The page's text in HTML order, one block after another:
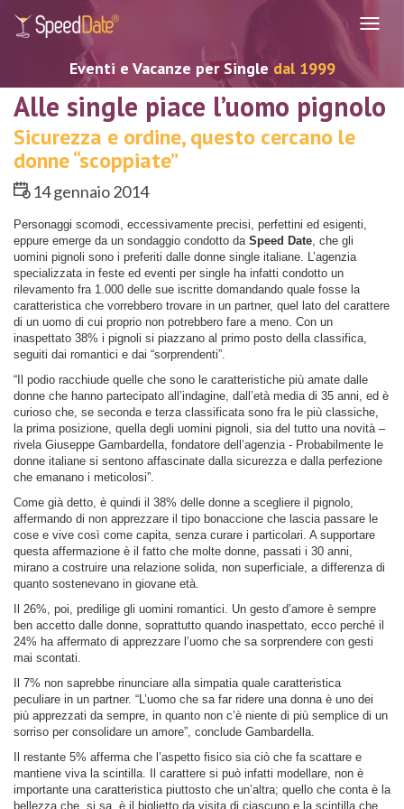
Eventi e Vacanze per Single dal 1999
Alle single piace l’uomo pignolo
Sicurezza e ordine, questo cercano le
donne “scoppiate”
14 gennaio 2014
Personaggi scomodi, eccessivamente precisi, perfettini ed esigenti,
eppure emerge da un sondaggio condotto da Speed Date, che gli
uomini pignoli sono i preferiti dalle donne single italiane. L’agenzia
specializzata in feste ed eventi per single ha infatti condotto un
rilevamento fra 1.000 delle sue iscritte domandando quale fosse la
caratteristica che vorrebbero trovare in un partner, quel lato del carattere
di un uomo di cui proprio non potrebbero fare a meno. Con un
inaspettato 38% i pignoli si piazzano al primo posto della classifica,
seguiti dai romantici e dai “sorprendenti”.
“Il podio racchiude quelle che sono le caratteristiche più amate dalle
donne che hanno partecipato all’indagine, dall’età media di 35 anni, ed è
curioso che, se seconda e terza classificata sono fra le più classiche,
la prima posizione, quella degli uomini pignoli, sia del tutto una novità –
rivela Giuseppe Gambardella, fondatore dell’agenzia - Probabilmente le
donne italiane si sentono affascinate dalla sicurezza e dalla perfezione
che emanano i meticolosi”.
Come già detto, è quindi il 38% delle donne a scegliere il pignolo,
affermando di non apprezzare il tipo bonaccione che lascia passare le
cose e vive così come capita, senza curare i particolari. A supportare
questa affermazione è il fatto che molte donne, passati i 30 anni,
mirano a costruire una relazione solida, non superficiale, a differenza di
quanto sostenevano in giovane età.
Il 26%, poi, predilige gli uomini romantici. Un gesto d’amore è sempre
ben accetto dalle donne, soprattutto quando inaspettato, ecco perché il
24% ha affermato di apprezzare l’uomo che sa sorprendere con gesti
mai scontati.
Il 7% non saprebbe rinunciare alla simpatia quale caratteristica
peculiare in un partner. “L’uomo che sa far ridere una donna è uno dei
più apprezzati da sempre, in quanto non c’è niente di più semplice di un
sorriso per consolidare un amore”, conclude Gambardella.
Il restante 5% afferma che l’aspetto fisico sia ciò che fa scattare e
mantiene viva la scintilla. Il carattere si può infatti modellare, non è
importante una caratteristica piuttosto che un’altra; quello che conta è la
bellezza che, si sa, è il biglietto da visita di ciascuno e la scintilla che